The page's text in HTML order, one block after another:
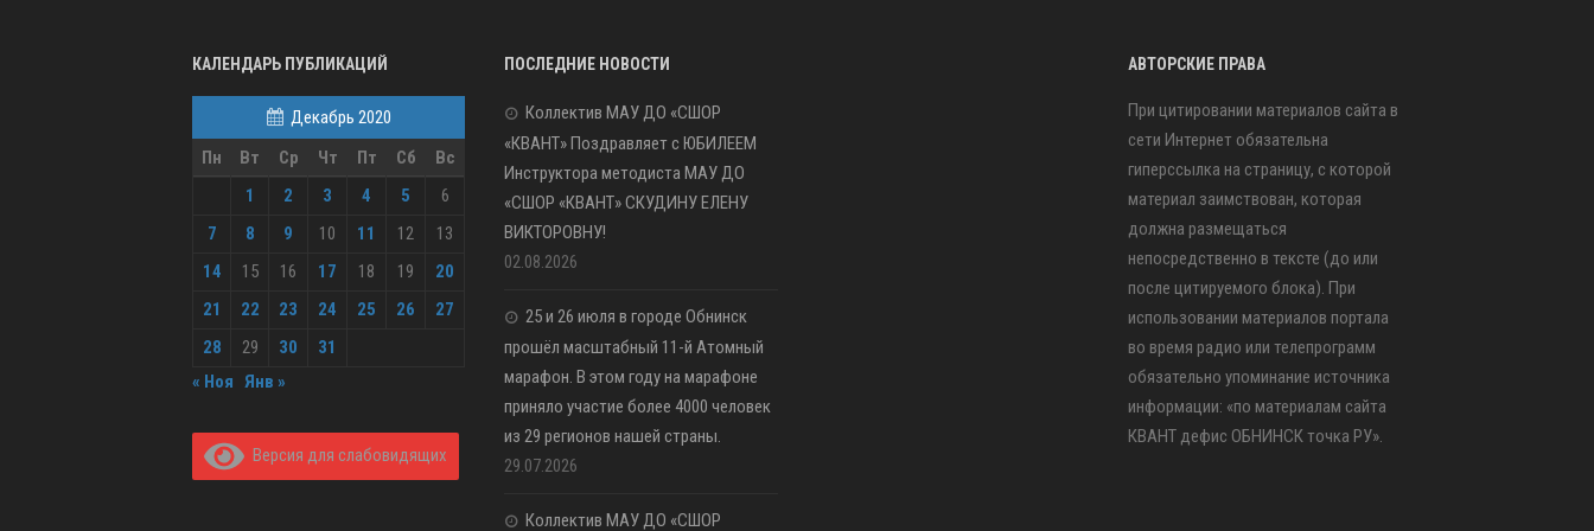
КАЛЕНДАРЬ ПУБЛИКАЦИЙ
Декабрь 2020
Пн
Вт Ср Чт Пт Сб
Вс
1
2 3 4 5
6
7
8 9 10 11 12
13
14
15 16 17 18 19
20
21
22 23 24 25 26
27
28
29 30
31
« Ноя Янв »
Версия для слабовидящих
ПОСЛЕДНИЕ НОВОСТИ
Коллектив МАУ ДО «СШОР
«КВАНТ» Поздравляет с ЮБИЛЕЕМ
Инструктора методиста МАУ ДО
«СШОР «КВАНТ» СКУДИНУ ЕЛЕНУ
ВИКТОРОВНУ!
02.08.2026
25 и 26 июля в городе Обнинск
прошёл масштабный 11-й Атомный
марафон. В этом году на марафоне
приняло участие более 4000 человек
из 29 регионов нашей страны.
29.07.2026
Коллектив МАУ ДО «СШОР
АВТОРСКИЕ ПРАВА
При цитировании материалов сайта в
сети Интернет обязательна
гиперссылка на страницу, с которой
материал заимствован, которая
должна размещаться
непосредственно в тексте (до или
после цитируемого блока). При
использовании материалов портала
во время радио или телепрограмм
обязательно упоминание источника
информации: «по материалам сайта
КВАНТ дефис ОБНИНСК точка РУ».